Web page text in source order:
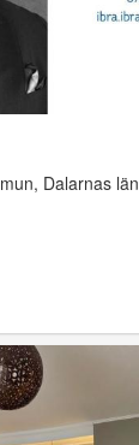
Dalarnas län